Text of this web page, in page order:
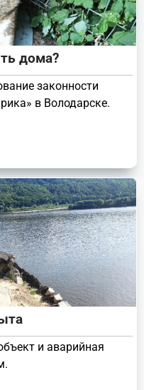
дома?
законности
в Володарске.
и аварийная